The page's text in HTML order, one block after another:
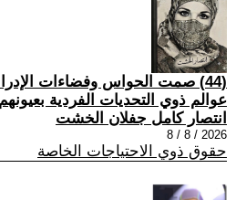
(44) صمت الحواس وفضاءات
عوالم ذوي التحديات الفردية
انتصار كامل جفلان الخشت
2026 / 8 / 8
حقوق ذوي الاحتياجات الخاصة